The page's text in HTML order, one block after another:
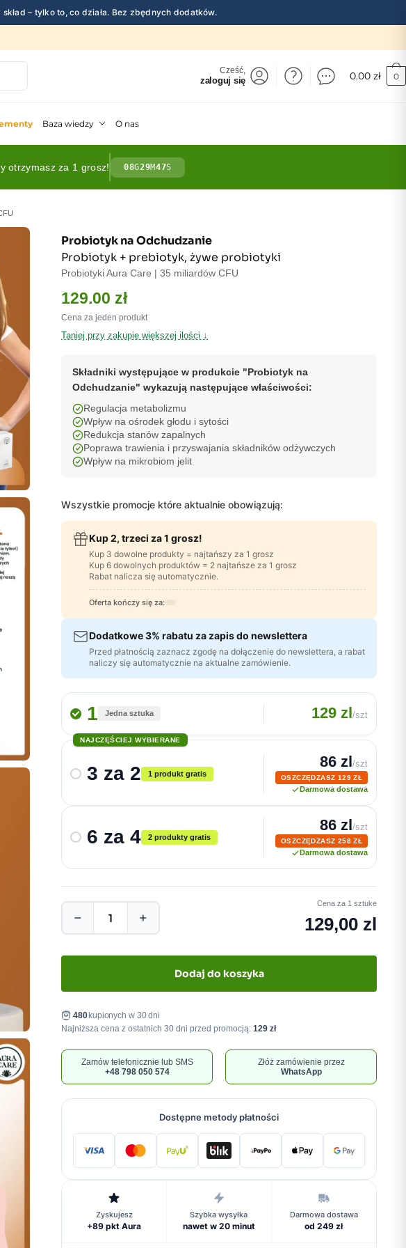
skład – tylko to, co działa. Bez zbędnych dodatków.
Cześć,
zaloguj się 0.00 zł 0
Baza wiedzy O nas
otrzymasz za 1 grosz! 08G29M46S
Probiotyk na Odchudzanie
Probiotyk + prebiotyk, żywe probiotyki
Probiotyki Aura Care | 35 miliardów CFU
129.00 zł
Cena za jeden produkt
Taniej przy zakupie większej ilości ↓
Składniki występujące w produkcie "Probiotyk na
Odchudzanie" wykazują następujące właściwości:
Regulacja metabolizmu
Wpływ na ośrodek głodu i sytości
Redukcja stanów zapalnych
Poprawa trawienia i przyswajania składników odżywczych
Wpływ na mikrobiom jelit
Wszystkie promocje które aktualnie obowiązują:
Kup 2, trzeci za 1 grosz!
Kup 3 dowolne produkty = najtańszy za 1 grosz
Kup 6 dowolnych produktów = 2 najtańsze za 1 grosz
Rabat nalicza się automatycznie.
Oferta kończy się za:
Dodatkowe 3% rabatu za zapis do newslettera
Przed płatnością zaznacz zgodę na dołączenie do newslettera, a rabat
naliczy się automatycznie na aktualne zamówienie.
1 Jedna sztuka 129 zl/szt
NAJCZĘŚCIEJ WYBIERANE
3 za 2 1 produkt gratis
86 zl/szt
OSZCZĘDZASZ 129 ZŁ
Darmowa dostawa
6 za 4 2 produkty gratis
86 zl/szt
OSZCZĘDZASZ 258 ZŁ
Darmowa dostawa
− +
Cena za 1 sztuke
129,00 zl
Dodaj do koszyka
480kupionych w 30 dni
Najniższa cena z ostatnich 30 dni przed promocją:129 zł
Zamów telefonicznie lub SMS
+48 798 050 574
Złóż zamówienie przez
WhatsApp
Dostępne metody płatności
Zyskujesz
+89 pkt Aura
Szybka wysyłka
nawet w 20 minut
Darmowa dostawa
od 249 zł